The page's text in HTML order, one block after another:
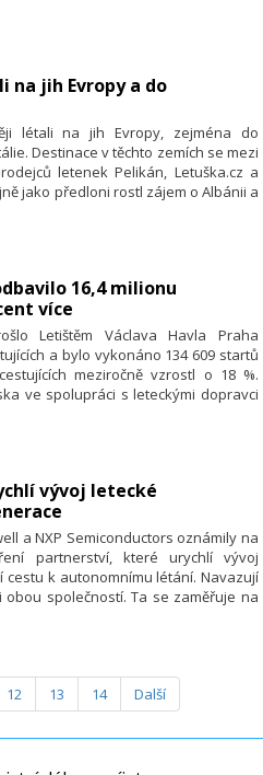
na jih Evropy a do
létali na jih Evropy, zejména do
Destinace v těchto zemích se mezi
letenek Pelikán, Letuška.cz a
jako předloni rostl zájem o Albánii a
o 45 procent více rezervací
16,4 milionu
více
Letištěm Václava Havla Praha
a bylo vykonáno 134 609 startů
meziročně vzrostl o 18 %.
ve spolupráci s leteckými dopravci
vývoj letecké
a NXP Semiconductors oznámily na
partnerství, které urychlí vývoj
cestu k autonomnímu létání. Navazují
společností. Ta se zaměřuje na
12 13 14 Další